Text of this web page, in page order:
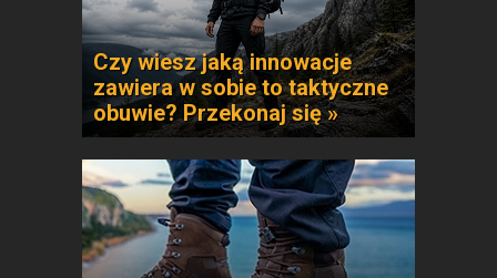
Czy wiesz jaką innowacje
zawiera w sobie to taktyczne
obuwie? Przekonaj się »